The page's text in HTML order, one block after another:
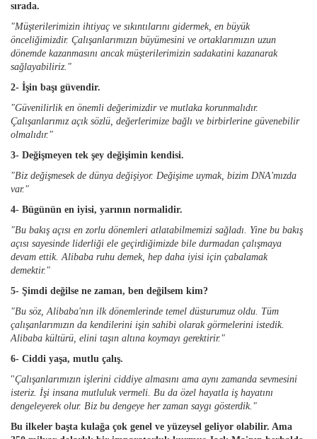
sırada.
"Müşterilerimizin ihtiyaç ve sıkıntılarını gidermek, en büyük
önceliğimizdir. Çalışanlarımızın büyümesini ve ortaklarımızın uzun
dönemde kazanmasını ancak müşterilerimizin sadakatini kazanarak
sağlayabiliriz."
2- İşin başı güvendir.
"Güvenilirlik en önemli değerimizdir ve mutlaka korunmalıdır.
Çalışanlarımız açık sözlü, değerlerimize bağlı ve birbirlerine güvenebilir
olmalıdır."
3- Değişmeyen tek şey değişimin kendisi.
"Biz değişmesek de dünya değişiyor. Değişime uymak, bizim DNA'mızda
var."
4- Bügünün en iyisi, yarının normalidir.
"Bu bakış açısı en zorlu dönemleri atlatabilmemizi sağladı. Yine bu bakış
açısı sayesinde liderliği ele geçirdiğimizde bile durmadan çalışmaya
devam ettik. Alibaba ruhu demek, hep daha iyisi için çabalamak
demektir."
5- Şimdi değilse ne zaman, ben değilsem kim?
"Bu söz, Alibaba'nın ilk dönemlerinde temel düsturumuz oldu. Tüm
çalışanlarımızın da kendilerini işin sahibi olarak görmelerini istedik.
Alibaba kültürü, elini taşın altına koymayı gerektirir."
6- Ciddi yaşa, mutlu çalış.
"Çalışanlarımızın işlerini ciddiye almasını ama aynı zamanda sevmesini
isteriz. İşi insana mutluluk vermeli. Bu da özel hayatla iş hayatını
dengeleyerek olur. Biz bu dengeye her zaman saygı gösterdik."
Bu ilkeler başta kulağa çok genel ve yüzeysel geliyor olabilir. Ama